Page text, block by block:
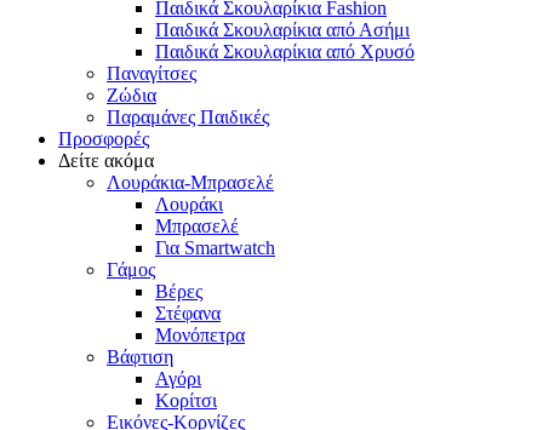
Παιδικά Σκουλαρίκια Fashion
Παιδικά Σκουλαρίκια από Ασήμι
Παιδικά Σκουλαρίκια από Χρυσό
Παναγίτσες
Ζώδια
Παραμάνες Παιδικές
Προσφορές
Δείτε ακόμα
Λουράκια-Μπρασελέ
Λουράκι
Μπρασελέ
Για Smartwatch
Γάμος
Βέρες
Στέφανα
Μονόπετρα
Βάφτιση
Αγόρι
Κορίτσι
Εικόνες-Κορνίζες